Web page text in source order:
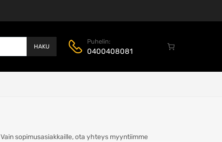
HAKU
Puhelin:
0400408081
Vain sopimusasiakkaille, ota yhteys myyntiimme